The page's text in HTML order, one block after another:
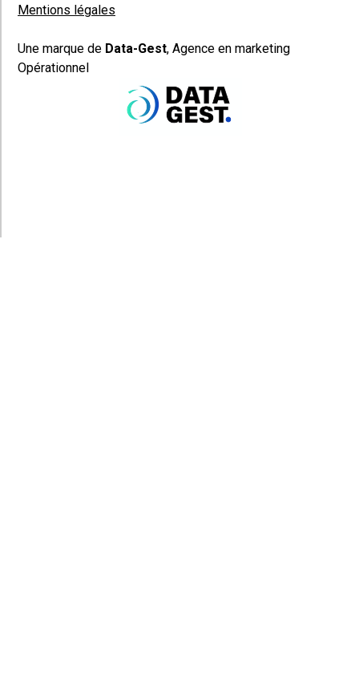
Mentions légales
Une marque de Data-Gest, Agence en marketing
Opérationnel